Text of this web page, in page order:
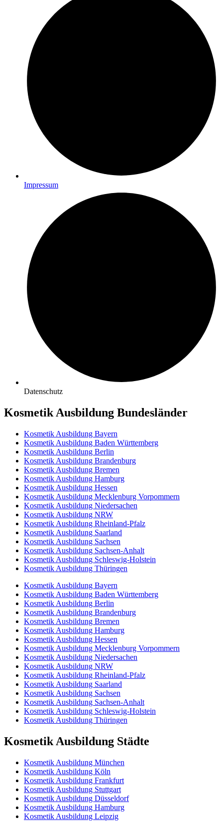
Impressum
Datenschutz
Kosmetik Ausbildung Bundesländer
Kosmetik Ausbildung Bayern
Kosmetik Ausbildung Baden Württemberg
Kosmetik Ausbildung Berlin
Kosmetik Ausbildung Brandenburg
Kosmetik Ausbildung Bremen
Kosmetik Ausbildung Hamburg
Kosmetik Ausbildung Hessen
Kosmetik Ausbildung Mecklenburg Vorpommern
Kosmetik Ausbildung Niedersachen
Kosmetik Ausbildung NRW
Kosmetik Ausbildung Rheinland-Pfalz
Kosmetik Ausbildung Saarland
Kosmetik Ausbildung Sachsen
Kosmetik Ausbildung Sachsen-Anhalt
Kosmetik Ausbildung Schleswig-Holstein
Kosmetik Ausbildung Thüringen
Kosmetik Ausbildung Bayern
Kosmetik Ausbildung Baden Württemberg
Kosmetik Ausbildung Berlin
Kosmetik Ausbildung Brandenburg
Kosmetik Ausbildung Bremen
Kosmetik Ausbildung Hamburg
Kosmetik Ausbildung Hessen
Kosmetik Ausbildung Mecklenburg Vorpommern
Kosmetik Ausbildung Niedersachen
Kosmetik Ausbildung NRW
Kosmetik Ausbildung Rheinland-Pfalz
Kosmetik Ausbildung Saarland
Kosmetik Ausbildung Sachsen
Kosmetik Ausbildung Sachsen-Anhalt
Kosmetik Ausbildung Schleswig-Holstein
Kosmetik Ausbildung Thüringen
Kosmetik Ausbildung Städte
Kosmetik Ausbildung München
Kosmetik Ausbildung Köln
Kosmetik Ausbildung Frankfurt
Kosmetik Ausbildung Stuttgart
Kosmetik Ausbildung Düsseldorf
Kosmetik Ausbildung Hamburg
Kosmetik Ausbildung Leipzig